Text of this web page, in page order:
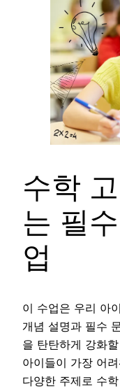
수학
는 필
업
이 수업은 우리 아
개념 설명과 필수
을 탄탄하게 강화
아이들이 가장 어
다양한 주제로 수